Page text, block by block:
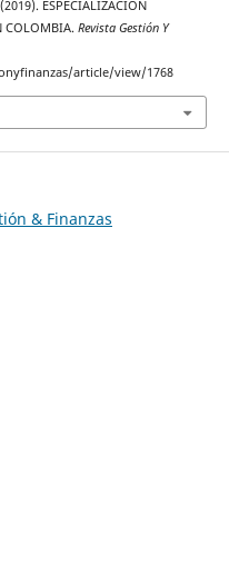
ESPECIALIZACIÓN
COLOMBIA. Revista Gestión Y
article/view/1768
& Finanzas